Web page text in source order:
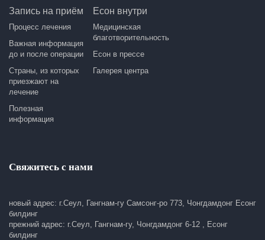
Запись на приём
Процесс лечения
Важная информация
до и после операции
Страны, из которых
приезжают на
лечение
Полезная
информация
Есон внутри
Медицинская
благотворительность
Есон в прессе
Галерея центра
Свяжитесь с нами
новый адрес: г.Сеул, Гангнам-гу Самсонг-ро 773, Чонгдамдонг Есонг
билдинг
прежний адрес: г.Сеул, Гангнам-гу, Чонгдамдонг 6-12 , Есонг
билдинг